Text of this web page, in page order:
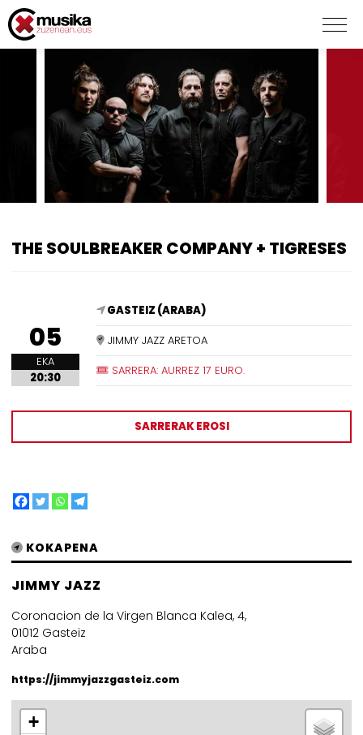
THE SOULBREAKER COMPANY + TIGRESES
05
EKA
20:30
GASTEIZ (ARABA)
JIMMY JAZZ ARETOA
SARRERA: AURREZ 17 EURO.
SARRERAK EROSI
KOKAPENA
JIMMY JAZZ
Coronacion de la Virgen Blanca Kalea, 4,
01012 Gasteiz
Araba
https://jimmyjazzgasteiz.com
+